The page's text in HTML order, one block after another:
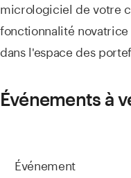
micrologiciel de votre
fonctionnalité
dans l'espace des
Événements à
Événement